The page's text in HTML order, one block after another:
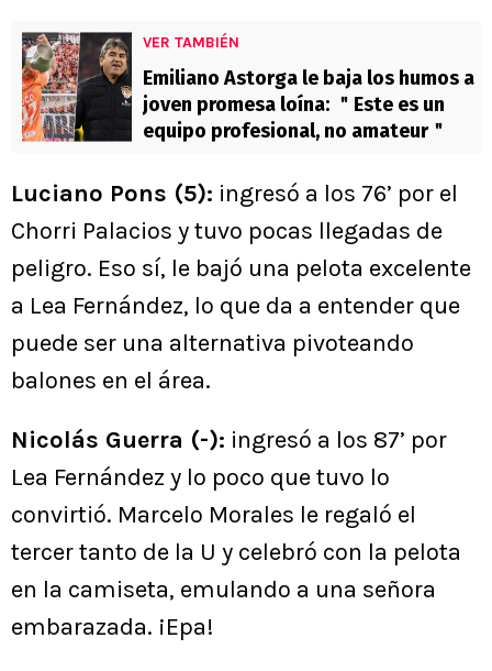
VER TAMBIÉN
Emiliano Astorga le baja los humos a
joven promesa loína: ＂Este es un
equipo profesional, no amateur＂
Luciano Pons (5): ingresó a los 76’ por el
Chorri Palacios y tuvo pocas llegadas de
peligro. Eso sí, le bajó una pelota excelente
a Lea Fernández, lo que da a entender que
puede ser una alternativa pivoteando
balones en el área.
Nicolás Guerra (-): ingresó a los 87’ por
Lea Fernández y lo poco que tuvo lo
convirtió. Marcelo Morales le regaló el
tercer tanto de la U y celebró con la pelota
en la camiseta, emulando a una señora
embarazada. ¡Epa!